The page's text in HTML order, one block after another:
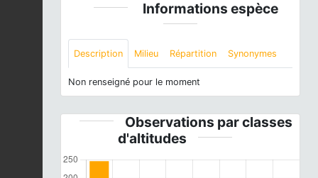
Informations espèce
Description Milieu Répartition Synonymes
Non renseigné pour le moment
Observations par classes
d'altitudes